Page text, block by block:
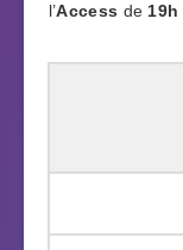
l’Access de 19h